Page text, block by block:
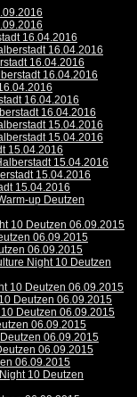
16.04.2016
16.04.2016
16.04.2016
16.04.2016
16.04.2016
16.04.2016
15.04.2016
15.04.2016
15.04.2016
15.04.2016
15.04.2016
15.04.2016
up Deutzen
10 Deutzen 06.09.2015
06.09.2015
06.09.2015
Night 10 Deutzen
10 Deutzen 06.09.2015
Deutzen 06.09.2015
Deutzen 06.09.2015
06.09.2015
06.09.2015
06.09.2015
06.09.2015
10 Deutzen